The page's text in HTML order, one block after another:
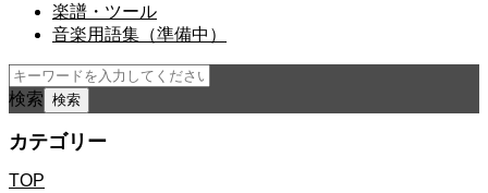
楽譜・ツール
音楽用語集（準備中）
検索
カテゴリー
TOP